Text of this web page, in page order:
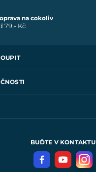
na cokoliv
79,- Kč
pro Kingdom Come
BUĎTE V KONTAKTU